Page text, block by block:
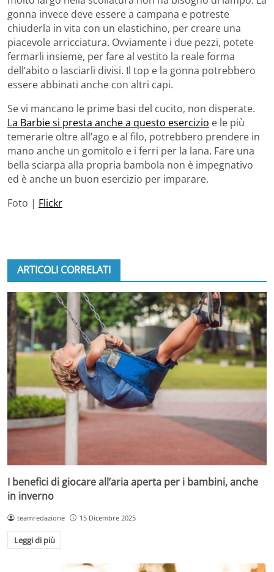
gonna invece deve essere a campana e potreste
chiuderla in vita con un elastichino, per creare una
piacevole arricciatura. Ovviamente i due pezzi, potete
fermarli insieme, per fare al vestito la reale forma
dell’abito o lasciarli divisi. Il top e la gonna potrebbero
essere abbinati anche con altri capi.
Se vi mancano le prime basi del cucito, non disperate.
La Barbie si presta anche a questo esercizio e le più
temerarie oltre all’ago e al filo, potrebbero prendere in
mano anche un gomitolo e i ferri per la lana. Fare una
bella sciarpa alla propria bambola non è impegnativo
ed è anche un buon esercizio per imparare.
Foto | Flickr
ARTICOLI CORRELATI
I benefici di giocare all’aria aperta per i bambini, anche
in inverno
teamredazione 15 Dicembre 2025
Leggi di più